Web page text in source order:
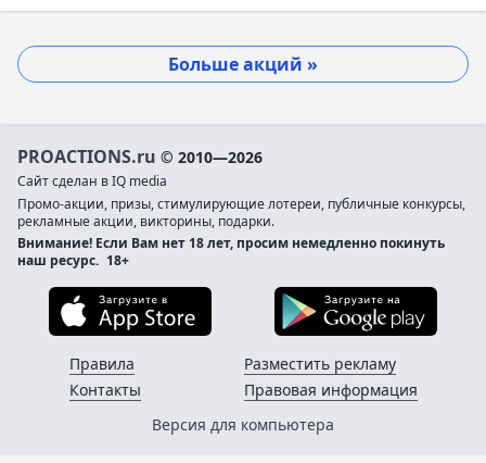
Больше акций »
PROACTIONS.ru © 2010—2026
Сайт сделан в IQ media
Промо-акции, призы, стимулирующие лотереи, публичные конкурсы,
рекламные акции, викторины, подарки.
Внимание! Если Вам нет 18 лет, просим немедленно покинуть
наш ресурс. 18+
Загрузите в App Store
Правила
Контакты
Разместить рекламу
Правовая информация
Версия для компьютера